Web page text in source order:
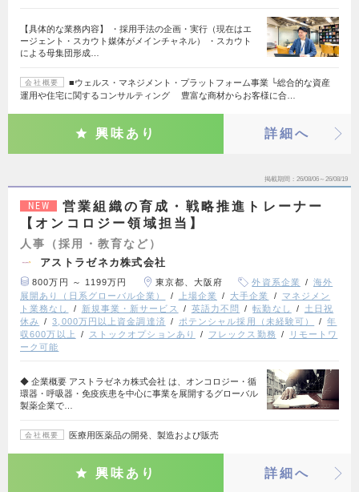
【具体的な業務内容】 ・採用手法の企画・実行（現在はエ
ージェント・スカウト媒体がメインチャネル） ・スカウト
による母集団形成…
会社概要
■ウェルス・マネジメント・プラットフォーム事業 └総合的な資産
運用や住宅に関するコンサルティング 豊富な商材からお客様に合…
興味あり 詳細へ
掲載期間 26/08/06～26/08/19
NEW
営業組織の育成・戦略推進トレーナー
【オンコロジー領域担当】
人事（採用・教育など）
アストラゼネカ株式会社
800万円 ～ 1199万円 東京都、大阪府 外資系企業
海外
展開あり（日系グローバル企業）
上場企業 大手企業
マネジメン
ト業務なし
新規事業・新サービス 英語力不問 転勤なし
土日祝
休み
3,000万円以上資金調達済 ポテンシャル採用（未経験可）
年
収600万以上
ストックオプションあり フレックス勤務
リモートワ
ーク可能
◆ 企業概要 アストラゼネカ株式会社 は、オンコロジー・循
環器・呼吸器・免疫疾患を中心に事業を展開するグローバル
製薬企業で…
会社概要 医療用医薬品の開発、製造および販売
興味あり 詳細へ